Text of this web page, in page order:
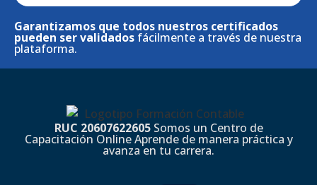
Garantizamos que todos nuestros certificados
pueden ser validados fácilmente a través de nuestra
plataforma.
RUC 20607622605 Somos un Centro de
Capacitación Online Aprende de manera práctica y
avanza en tu carrera.